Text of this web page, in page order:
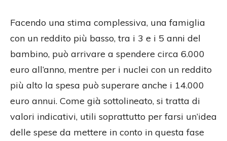
Facendo una stima complessiva, una famiglia
con un reddito più basso, tra i 3 e i 5 anni del
bambino, può arrivare a spendere circa 6.000
euro all’anno, mentre per i nuclei con un reddito
più alto la spesa può superare anche i 14.000
euro annui. Come già sottolineato, si tratta di
valori indicativi, utili soprattutto per farsi un’idea
delle spese da mettere in conto in questa fase